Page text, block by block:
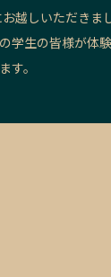
越しいただきま
学生の皆様が体
す。